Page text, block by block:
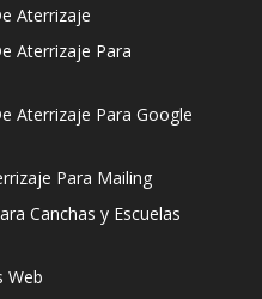
Aterrizaje
Aterrizaje Para
Aterrizaje Para Google
Para Mailing
Canchas y Escuelas
Web